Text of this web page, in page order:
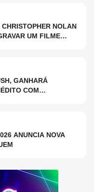
NOLAN
UM FILME
GANHARÁ
COM
ANUNCIA NOVA